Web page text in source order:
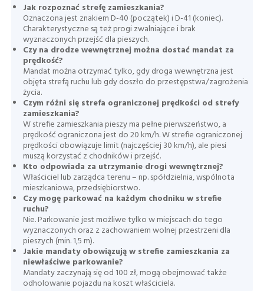
Jak rozpoznać strefę zamieszkania?
Oznaczona jest znakiem D-40 (początek) i D-41 (koniec).
Charakterystyczne są też progi zwalniające i brak
wyznaczonych przejść dla pieszych.
Czy na drodze wewnętrznej można dostać mandat za
prędkość?
Mandat można otrzymać tylko, gdy droga wewnętrzna jest
objęta strefą ruchu lub gdy doszło do przestępstwa/zagrożenia
życia.
Czym różni się strefa ograniczonej prędkości od strefy
zamieszkania?
W strefie zamieszkania pieszy ma pełne pierwszeństwo, a
prędkość ograniczona jest do 20 km/h. W strefie ograniczonej
prędkości obowiązuje limit (najczęściej 30 km/h), ale piesi
muszą korzystać z chodników i przejść.
Kto odpowiada za utrzymanie drogi wewnętrznej?
Właściciel lub zarządca terenu – np. spółdzielnia, wspólnota
mieszkaniowa, przedsiębiorstwo.
Czy mogę parkować na każdym chodniku w strefie
ruchu?
Nie. Parkowanie jest możliwe tylko w miejscach do tego
wyznaczonych oraz z zachowaniem wolnej przestrzeni dla
pieszych (min. 1,5 m).
Jakie mandaty obowiązują w strefie zamieszkania za
niewłaściwe parkowanie?
Mandaty zaczynają się od 100 zł, mogą obejmować także
odholowanie pojazdu na koszt właściciela.